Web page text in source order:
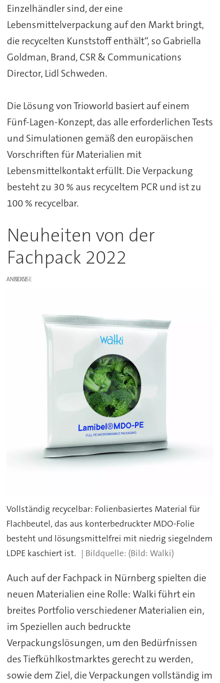
Einzelhändler sind, der eine
Lebensmittelverpackung auf den Markt bringt,
die recycelten Kunststoff enthält“, so Gabriella
Goldman, Brand, CSR & Communications
Director, Lidl Schweden.
Die Lösung von Trioworld basiert auf einem
Fünf-Lagen-Konzept, das alle erforderlichen Tests
und Simulationen gemäß den europäischen
Vorschriften für Materialien mit
Lebensmittelkontakt erfüllt. Die Verpackung
besteht zu 30 % aus recyceltem PCR und ist zu
100 % recycelbar.
Neuheiten von der
Fachpack 2022
ANZEIGE
Vollständig recycelbar: Folienbasiertes Material für
Flachbeutel, das aus konterbedruckter MDO-Folie
besteht und lösungsmittelfrei mit niedrig siegelndem
LDPE kaschiert ist.
(Bild: Walki)
Auch auf der Fachpack in Nürnberg spielten die
neuen Materialien eine Rolle: Walki führt ein
breites Portfolio verschiedener Materialien ein,
im Speziellen auch bedruckte
Verpackungslösungen, um den Bedürfnissen
des Tiefkühlkostmarktes gerecht zu werden,
sowie dem Ziel, die Verpackungen vollständig im